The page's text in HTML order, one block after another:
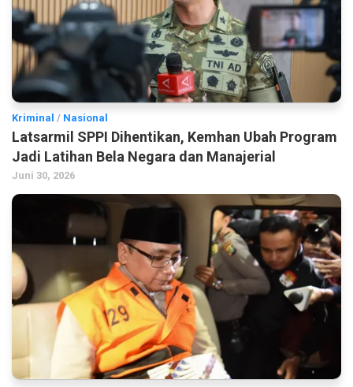
Kriminal / Nasional
Latsarmil SPPI Dihentikan, Kemhan Ubah Program
Jadi Latihan Bela Negara dan Manajerial
Juni 30, 2026